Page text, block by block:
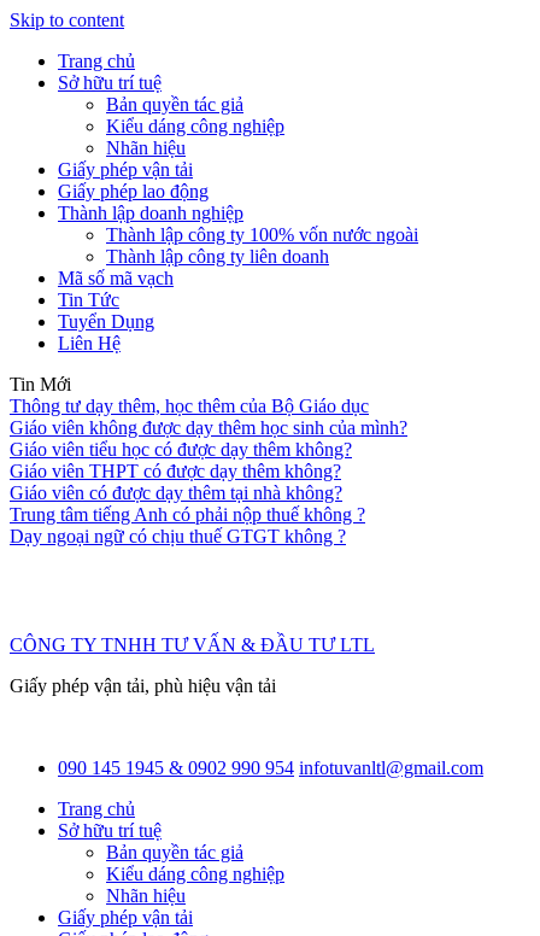
Skip to content
Trang chủ
Sở hữu trí tuệ
Bản quyền tác giả
Kiểu dáng công nghiệp
Nhãn hiệu
Giấy phép vận tải
Giấy phép lao động
Thành lập doanh nghiệp
Thành lập công ty 100% vốn nước ngoài
Thành lập công ty liên doanh
Mã số mã vạch
Tin Tức
Tuyển Dụng
Liên Hệ
Tin Mới
Thông tư dạy thêm, học thêm của Bộ Giáo dục
Giáo viên không được dạy thêm học sinh của mình?
Giáo viên tiểu học có được dạy thêm không?
Giáo viên THPT có được dạy thêm không?
Giáo viên có được dạy thêm tại nhà không?
Trung tâm tiếng Anh có phải nộp thuế không ?
Dạy ngoại ngữ có chịu thuế GTGT không ?
CÔNG TY TNHH TƯ VẤN & ĐẦU TƯ LTL
Giấy phép vận tải, phù hiệu vận tải
090 145 1945 & 0902 990 954 infotuvanltl@gmail.com
Trang chủ
Sở hữu trí tuệ
Bản quyền tác giả
Kiểu dáng công nghiệp
Nhãn hiệu
Giấy phép vận tải